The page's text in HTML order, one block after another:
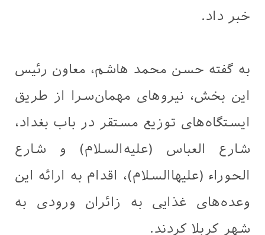
خبر داد.
به گفته حسن محمد هاشم، معاون رئیس
این بخش، نیروهای مهمان‌سرا از طریق
ایستگاه‌های توزیع مستقر در باب بغداد،
شارع العباس (علیه‌السلام) و شارع
الحوراء (علیهاالسلام)، اقدام به ارائه این
وعده‌های غذایی به زائران ورودی به
شهر کربلا کردند.